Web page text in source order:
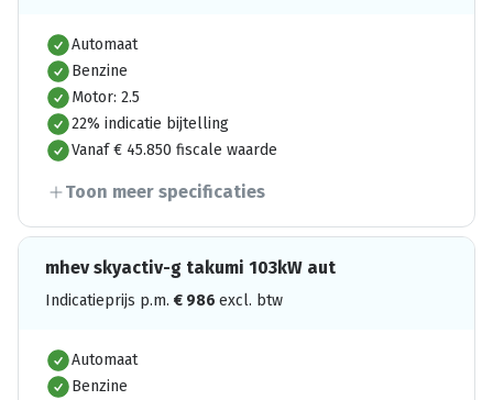
Automaat
Benzine
Motor: 2.5
22% indicatie bijtelling
Vanaf € 45.850 fiscale waarde
Toon meer specificaties
mhev skyactiv-g takumi 103kW aut
Indicatieprijs p.m. € 986 excl. btw
Automaat
Benzine